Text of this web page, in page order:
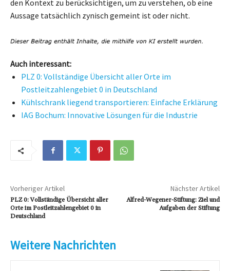
den Kontext zu berücksichtigen, um zu verstehen, ob eine
Aussage tatsächlich zynisch gemeint ist oder nicht.
Auch interessant:
PLZ 0: Vollständige Übersicht aller Orte im
Postleitzahlengebiet 0 in Deutschland
Kühlschrank liegend transportieren: Einfache Erklärung
IAG Bochum: Innovative Lösungen für die Industrie
Vorheriger Artikel
PLZ 0: Vollständige Übersicht aller
Orte im Postleitzahlengebiet 0 in
Deutschland
Nächster Artikel
Alfred-Wegener-Stiftung: Ziel und
Aufgaben der Stiftung
Weitere Nachrichten